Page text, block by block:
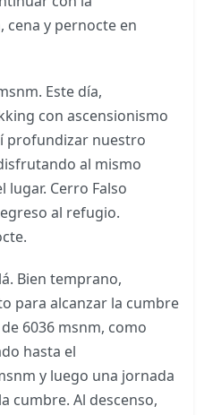
cena y pernocte en
Este día,
con ascensionismo
profundizar nuestro
al mismo
Cerro Falso
al refugio.
Bien temprano,
para alcanzar la cumbre
6036 msnm, como
hasta el
y luego una jornada
cumbre. Al descenso,